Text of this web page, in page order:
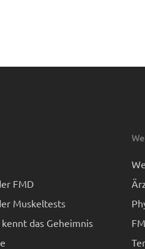
FMD
Muskeltests
das Geheimnis